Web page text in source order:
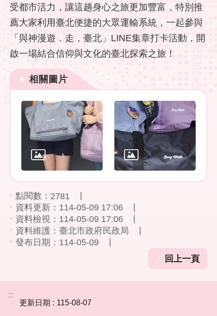
北
網
站
全
政
策
政
政
府
網
站
資
受都市活力，讓這趟身心之旅更加豐富，特別推
薦大家利用臺北便捷的大眾運輸系統，一起參與
「與神漫遊．走，臺北」LINE集章打卡活動，開
啟一場結合信仰與文化的臺北探索之旅！
相關圖片
點閱數： 2781
資料更新：114-05-09 17:06
資料檢視：114-05-09 17:06
資料維護：臺北市政府民政局
發布日期：114-05-09
回上一頁
:::
更新日期
115-08-07